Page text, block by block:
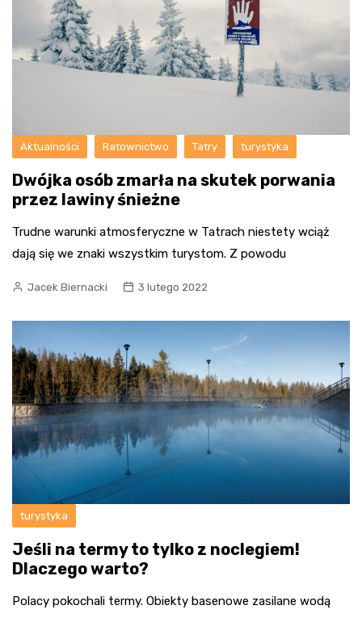
Aktualności Ratownictwo Tatry turystyka
Dwójka osób zmarła na skutek porwania
przez lawiny śnieżne
Trudne warunki atmosferyczne w Tatrach niestety wciąż
dają się we znaki wszystkim turystom. Z powodu
Jacek Biernacki 3 lutego 2022
turystyka
Jeśli na termy to tylko z noclegiem!
Dlaczego warto?
Polacy pokochali termy. Obiekty basenowe zasilane wodą